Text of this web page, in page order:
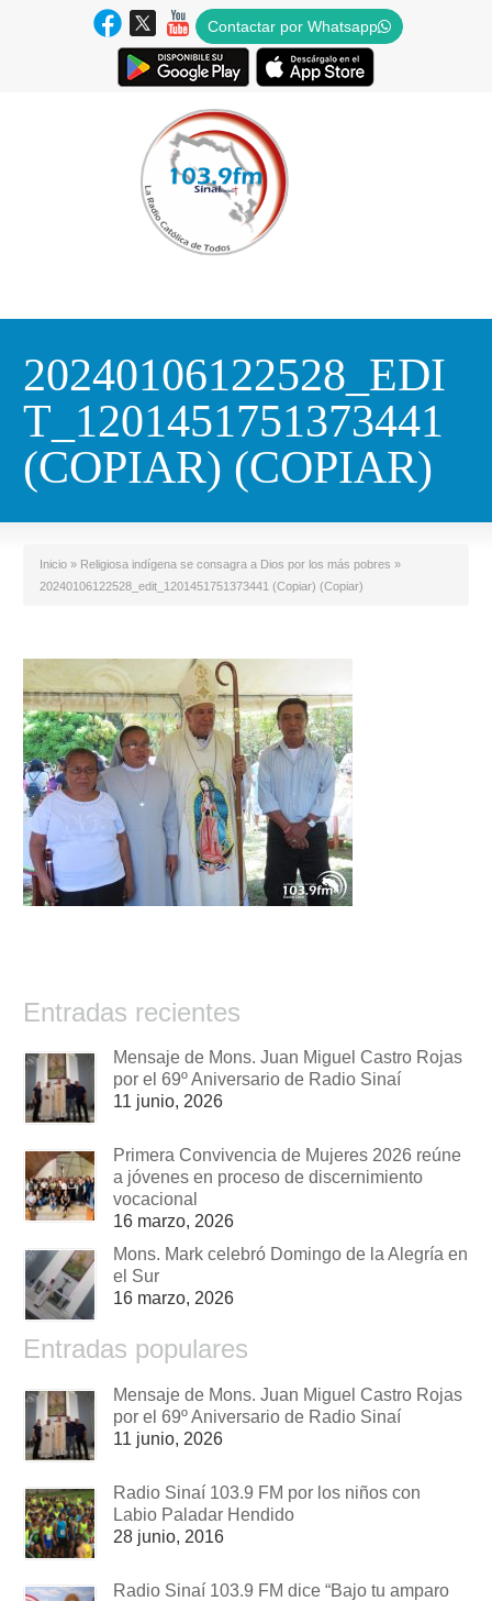
Contactar por Whatsapp
20240106122528_EDI
T_1201451751373441
(COPIAR) (COPIAR)
Inicio » Religiosa indígena se consagra a Dios por los más pobres »
20240106122528_edit_1201451751373441 (Copiar) (Copiar)
Entradas recientes
Mensaje de Mons. Juan Miguel Castro Rojas
por el 69º Aniversario de Radio Sinaí
11 junio, 2026
Primera Convivencia de Mujeres 2026 reúne
a jóvenes en proceso de discernimiento
vocacional
16 marzo, 2026
Mons. Mark celebró Domingo de la Alegría en
el Sur
16 marzo, 2026
Entradas populares
Mensaje de Mons. Juan Miguel Castro Rojas
por el 69º Aniversario de Radio Sinaí
11 junio, 2026
Radio Sinaí 103.9 FM por los niños con
Labio Paladar Hendido
28 junio, 2016
Radio Sinaí 103.9 FM dice “Bajo tu amparo